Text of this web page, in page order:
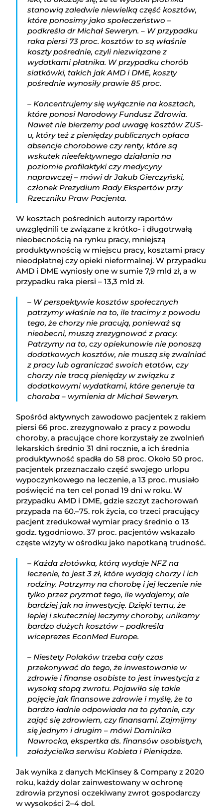
stanowią zaledwie niewielką część kosztów,
które ponosimy jako społeczeństwo –
podkreśla dr Michał Seweryn. – W przypadku
raka piersi 73 proc. kosztów to są właśnie
koszty pośrednie, czyli niezwiązane z
wydatkami płatnika. W przypadku chorób
siatkówki, takich jak AMD i DME, koszty
pośrednie wynosiły prawie 85 proc.
– Koncentrujemy się wyłącznie na kosztach,
które ponosi Narodowy Fundusz Zdrowia.
Nawet nie bierzemy pod uwagę kosztów ZUS-
u, który też z pieniędzy publicznych opłaca
absencje chorobowe czy renty, które są
wskutek nieefektywnego działania na
poziomie profilaktyki czy medycyny
naprawczej – mówi dr Jakub Gierczyński,
członek Prezydium Rady Ekspertów przy
Rzeczniku Praw Pacjenta.
W kosztach pośrednich autorzy raportów
uwzględnili te związane z krótko- i długotrwałą
nieobecnością na rynku pracy, mniejszą
produktywnością w miejscu pracy, kosztami pracy
nieodpłatnej czy opieki nieformalnej. W przypadku
AMD i DME wyniosły one w sumie 7,9 mld zł, a w
przypadku raka piersi – 13,3 mld zł.
– W perspektywie kosztów społecznych
patrzymy właśnie na to, ile tracimy z powodu
tego, że chorzy nie pracują, ponieważ są
nieobecni, muszą zrezygnować z pracy.
Patrzymy na to, czy opiekunowie nie ponoszą
dodatkowych kosztów, nie muszą się zwalniać
z pracy lub ograniczać swoich etatów, czy
chorzy nie tracą pieniędzy w związku z
dodatkowymi wydatkami, które generuje ta
choroba – wymienia dr Michał Seweryn.
Spośród aktywnych zawodowo pacjentek z rakiem
piersi 66 proc. zrezygnowało z pracy z powodu
choroby, a pracujące chore korzystały ze zwolnień
lekarskich średnio 31 dni rocznie, a ich średnia
produktywność spadła do 58 proc. Około 50 proc.
pacjentek przeznaczało część swojego urlopu
wypoczynkowego na leczenie, a 13 proc. musiało
poświęcić na ten cel ponad 19 dni w roku. W
przypadku AMD i DME, gdzie szczyt zachorowań
przypada na 60.–75. rok życia, co trzeci pracujący
pacjent zredukował wymiar pracy średnio o 13
godz. tygodniowo. 37 proc. pacjentów wskazało
częste wizyty w ośrodku jako napotkaną trudność.
– Każda złotówka, którą wydaje NFZ na
leczenie, to jest 3 zł, które wydają chorzy i ich
rodziny. Patrzymy na chorobę i jej leczenie nie
tylko przez pryzmat tego, ile wydajemy, ale
bardziej jak na inwestycję. Dzięki temu, że
lepiej i skuteczniej leczymy choroby, unikamy
bardzo dużych kosztów – podkreśla
wiceprezes EconMed Europe.
– Niestety Polaków trzeba cały czas
przekonywać do tego, że inwestowanie w
zdrowie i finanse osobiste to jest inwestycja z
wysoką stopą zwrotu. Pojawiło się takie
pojęcie jak finansowe zdrowie i myślę, że to
bardzo ładnie odpowiada na to pytanie, czy
zająć się zdrowiem, czy finansami. Zajmijmy
się jednym i drugim – mówi Dominika
Nawrocka, ekspertka ds. finansów osobistych,
założycielka serwisu Kobieta i Pieniądze.
Jak wynika z danych McKinsey & Company z 2020
roku, każdy dolar zainwestowany w ochronę
zdrowia przynosi oczekiwany zwrot gospodarczy
w wysokości 2–4 dol.